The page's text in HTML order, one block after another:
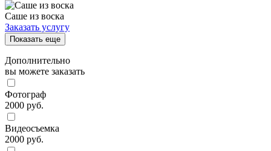
Саше из воска
Заказать услугу
Показать еще
Дополнительно
вы можете заказать
Фотограф
2000 руб.
Видеосъемка
2000 руб.